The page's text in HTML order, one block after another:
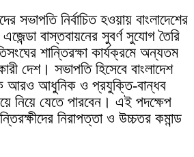
সভাপতি নির্বাচিত হওয়ায় বাংলাদেশের
বাস্তবায়নের সুবর্ণ সুযোগ তৈরি
শান্তিরক্ষা কার্যক্রমে অন্যতম
দেশ। সভাপতি হিসেবে বাংলাদেশ
আরও আধুনিক ও প্রযুক্তি-বান্ধব
নিয়ে যেতে পারবেন। এই পদক্ষেপ
নিরাপত্তা ও উচ্চতর কমান্ড